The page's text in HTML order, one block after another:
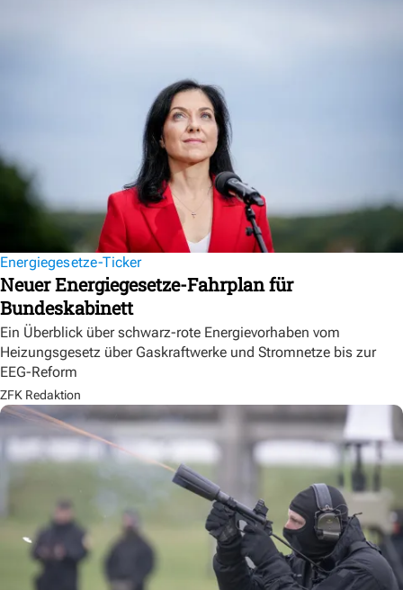
Energiegesetze-Ticker
Neuer Energiegesetze-Fahrplan für
Bundeskabinett
Ein Überblick über schwarz-rote Energievorhaben vom
Heizungsgesetz über Gaskraftwerke und Stromnetze bis zur
EEG-Reform
ZFK Redaktion